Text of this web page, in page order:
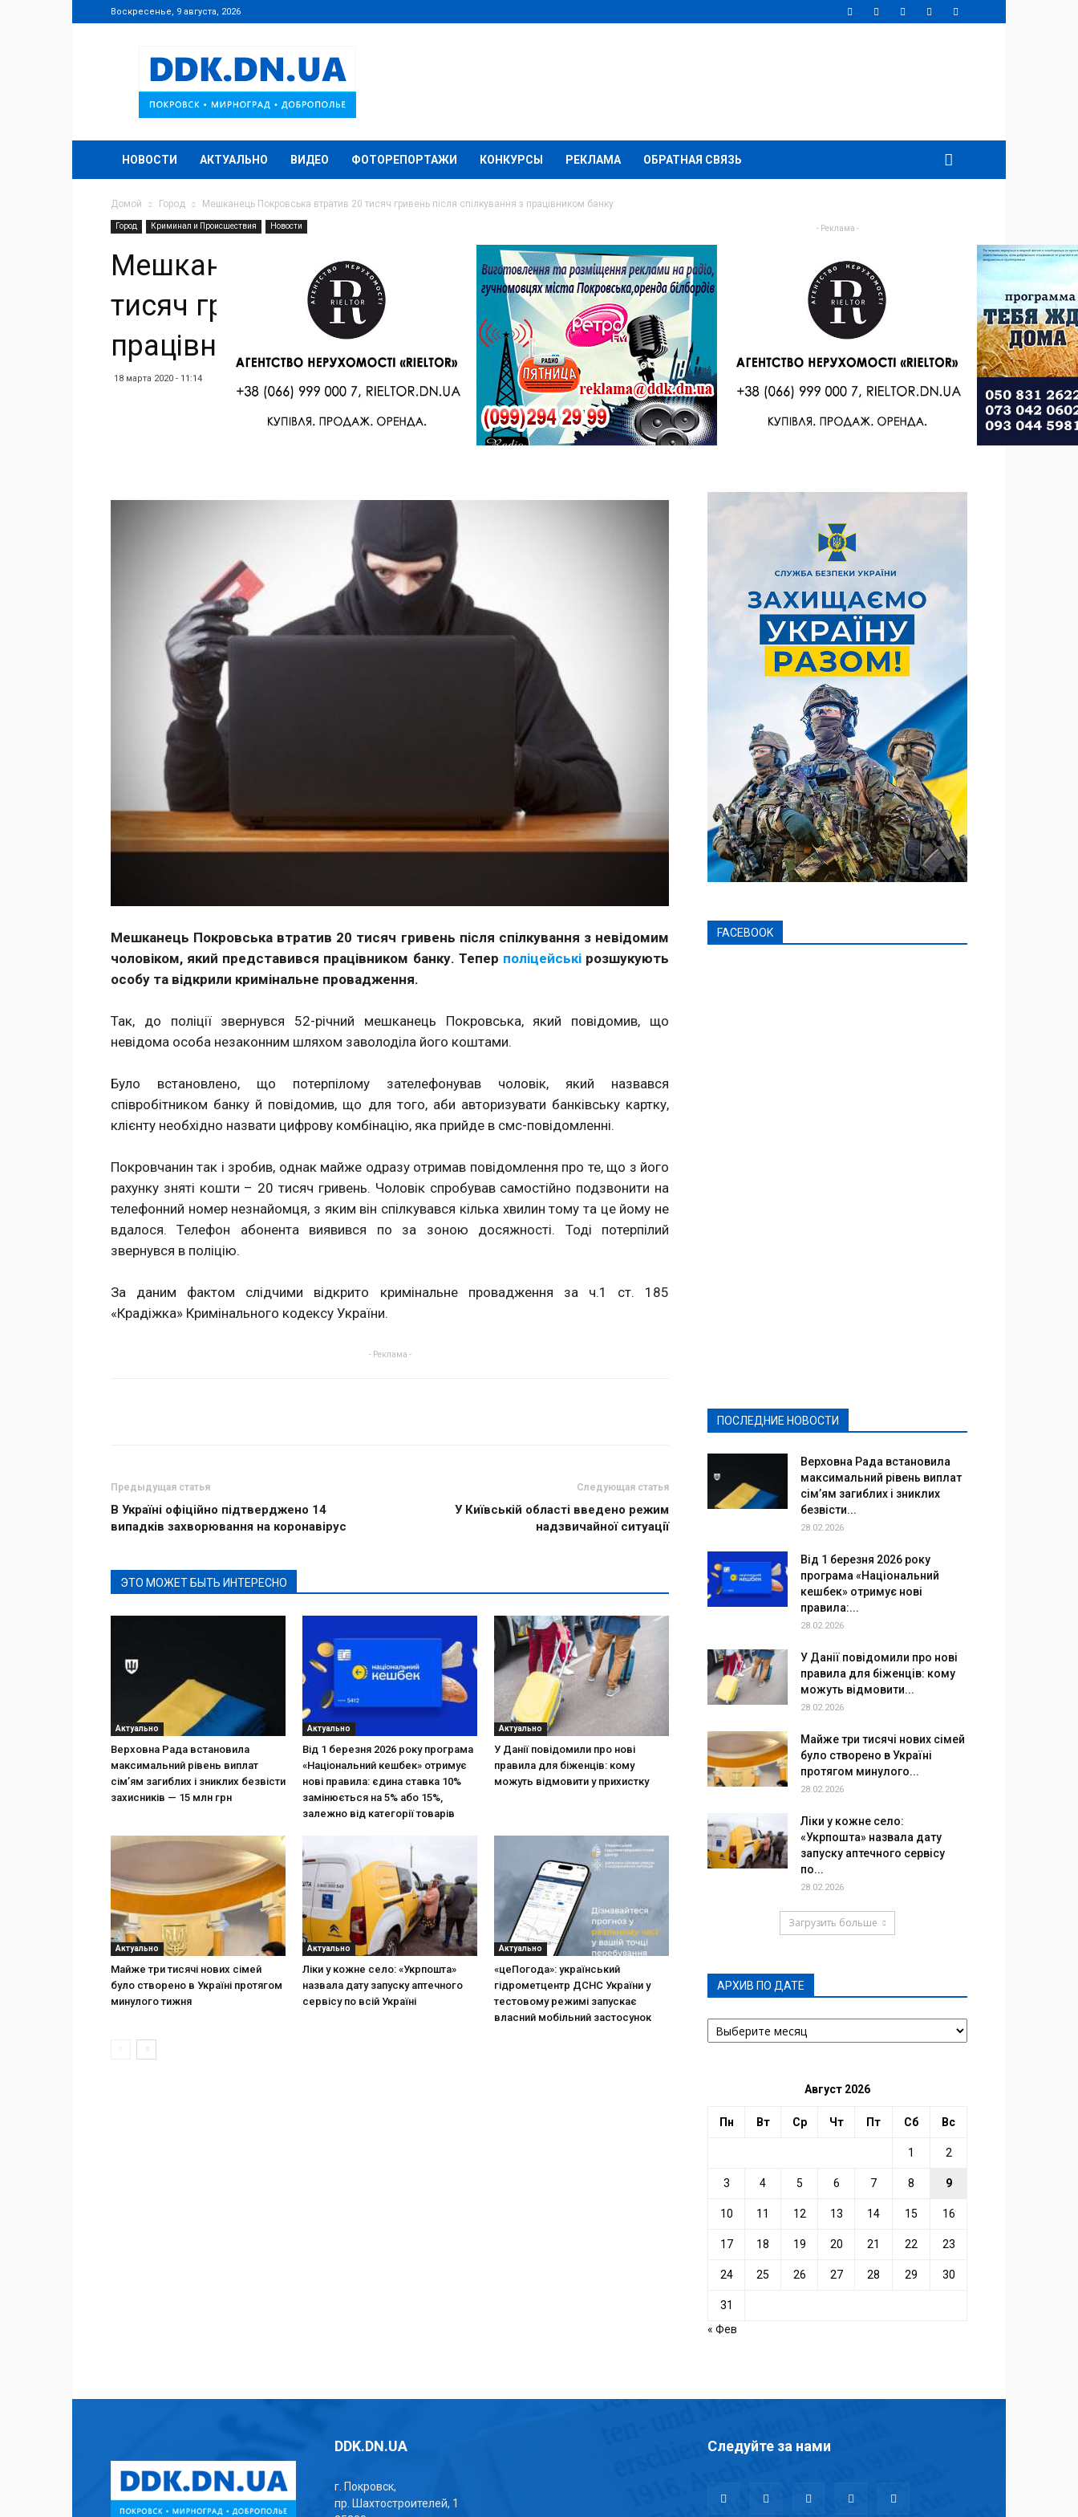
Воскресенье, 9 августа, 2026
DDK.DN.UA
НОВОСТИ АКТУАЛЬНО ВИДЕО ФОТОРЕПОРТАЖИ КОНКУРСЫ РЕКЛАМА ОБРАТНАЯ СВЯЗЬ
Домой Город Мешканець Покровська втратив 20 тисяч гривень після спілкування з працівником банку
Город Криминал и Происшествия Новости
Мешканець Покровська втратив 20
тисяч гривень після спілкування з
працівником банку
18 марта 2020 - 11:14
Мешканець Покровська втратив 20 тисяч гривень після спілкування з невідомим
чоловіком, який представився працівником банку. Тепер поліцейськірозшукують
особу та відкрили кримінальне провадження.
Так, до поліції звернувся 52-річний мешканець Покровська, який повідомив, що
невідома особа незаконним шляхом заволоділа його коштами.
Було встановлено, що потерпілому зателефонував чоловік, який назвався
співробітником банку й повідомив, що для того, аби авторизувати банківську картку,
клієнту необхідно назвати цифрову комбінацію, яка прийде в смс-повідомленні.
Покровчанин так і зробив, однак майже одразу отримав повідомлення про те, що з його
рахунку зняті кошти – 20 тисяч гривень. Чоловік спробував самостійно подзвонити на
телефонний номер незнайомця, з яким він спілкувався кілька хвилин тому та це йому не
вдалося. Телефон абонента виявився по за зоною досяжності. Тоді потерпілий
звернувся в поліцію.
За даним фактом слідчими відкрито кримінальне провадження за ч.1 ст. 185
«Крадіжка» Кримінального кодексу України.
- Реклама -
Предыдущая статья
В Україні офіційно підтверджено 14
випадків захворювання на коронавірус
Следующая статья
У Київській області введено режим
надзвичайної ситуації
ЭТО МОЖЕТ БЫТЬ ИНТЕРЕСНО
Актуально
Верховна Рада встановила
максимальний рівень виплат
сім’ям загиблих і зниклих безвісти
захисників — 15 млн грн
Актуально
Від 1 березня 2026 року програма
«Національний кешбек» отримує
нові правила: єдина ставка 10%
замінюється на 5% або 15%,
залежно від категорії товарів
Актуально
У Данії повідомили про нові
правила для біженців: кому
можуть відмовити у прихистку
Актуально
Майже три тисячі нових сімей
було створено в Україні протягом
минулого тижня
Актуально
Ліки у кожне село: «Укрпошта»
назвала дату запуску аптечного
сервісу по всій Україні
Актуально
«цеПогода»: український
гідрометцентр ДСНС України у
тестовому режимі запускає
власний мобільний застосунок
- Реклама -
FACEBOOK
ПОСЛЕДНИЕ НОВОСТИ
Верховна Рада встановила
максимальний рівень виплат
сім’ям загиблих і зниклих
безвісти...
28.02.2026
Від 1 березня 2026 року
програма «Національний
кешбек» отримує нові
правила:...
28.02.2026
У Данії повідомили про нові
правила для біженців: кому
можуть відмовити...
28.02.2026
Майже три тисячі нових сімей
було створено в Україні
протягом минулого...
28.02.2026
Ліки у кожне село:
«Укрпошта» назвала дату
запуску аптечного сервісу
по...
28.02.2026
Загрузить больше
АРХИВ ПО ДАТЕ
АРХИВ
ПО
Август 2026
Пн Вт Ср Чт Пт Сб Вс
1 2
3 4 5 6 7 8 9
10 11 12 13 14 15 16
17 18 19 20 21 22 23
24 25 26 27 28 29 30
31
« Фев
DDK.DN.UA
г. Покровск,
пр. Шахтостроителей, 1
Следуйте за нами